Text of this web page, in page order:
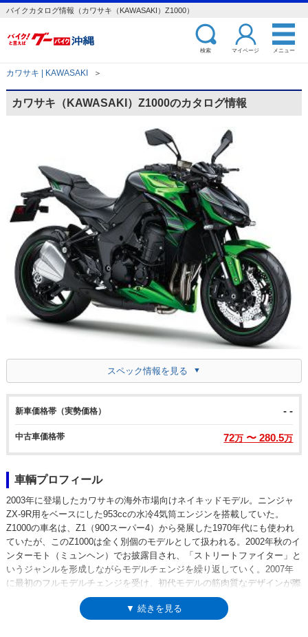
バイクカタログ情報（カワサキ（KAWASAKI）Z1000）
検索 マイページ メニュー
カワサキ | KAWASAKI ＞
カワサキ（KAWASAKI）Z1000のカタログ情報
スペック情報を見る
新車価格帯（実勢価格） - -
中古車価格帯 72万 〜 280.5万
車輌プロフィール
2003年に登場したカワサキの海外市場向けネイキッドモデル。ニンジャ
ZX-9R用をベースにした953ccの水冷4気筒エンジンを搭載していた。
Z1000の車名は、Z1（900スーパー4）から発展した1970年代にも使われ
ていたが、このZ1000は全く別個のモデルとして扱われる。2002年秋のイ
ンターモト（ミュンヘン）でお披露目され、「ストリートファイター」と
いうジャンルを形成しながらモデルチェンジを繰り返していく。2007年
に最初のフルモデルチェンジを受け、初代モデルの筋肉質なデザインが際
立った。次のモデルチェンジは2010年のこと。2代目のデザインコンセプ
トをさらに「ぎゅっと凝縮」したようなカタチとなり、エンジンはZX-
▼ 続きを見る